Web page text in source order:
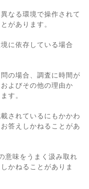
なる環境で操作されて
があります。
に依存している場合
の場合、調査に時間が
よびその他の理由か
す。
されているにもかかわ
答えしかねることがあ
意味をうまく汲み取れ
かねることがありま